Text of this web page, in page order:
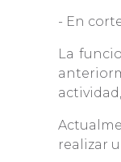
- ⁠En
La
realizar